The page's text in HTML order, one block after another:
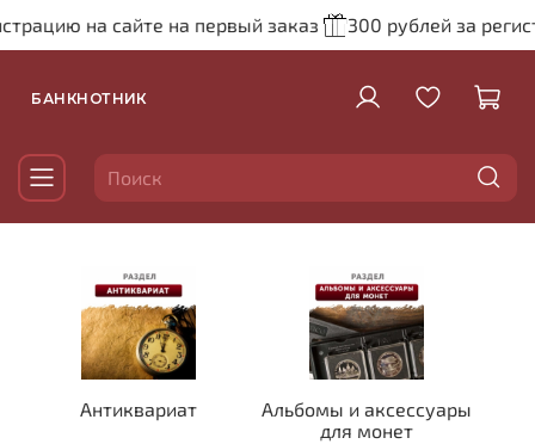
на сайте на первый заказ 300 рублей за
БАНКНОТНИК
Антиквариат
Альбомы и аксессуары
для монет